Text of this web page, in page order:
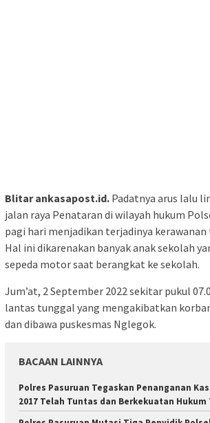
Blitar ankasapost.id. Padatnya arus lalu
jalan raya Penataran di wilayah hukum
pagi hari menjadikan terjadinya
Hal ini dikarenakan banyak anak sekolah
sepeda motor saat berangkat ke sekolah.
Jum’at, 2 September 2022 sekitar pukul
lantas tunggal yang mengakibatkan
dan dibawa puskesmas Nglegok.
BACAAN LAINNYA
Polres Pasuruan Tegaskan Penanganan
2017 Telah Tuntas dan Berkekuatan Hukum